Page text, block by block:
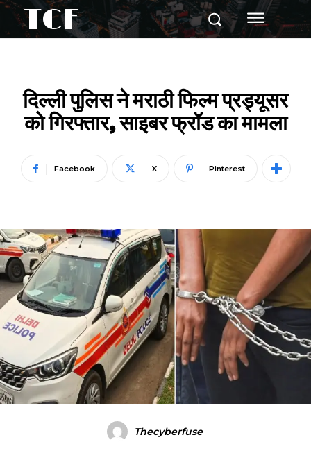
TCF
दिल्ली पुलिस ने मराठी फिल्म प्रड्यूसर
को गिरफ्तार, साइबर फ्रॉड का मामला
Facebook X Pinterest
Thecyberfuse